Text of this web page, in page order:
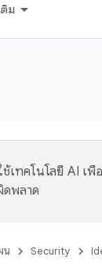
ติม
เทคโนโลยี AI เ
ดพลาด
น Security